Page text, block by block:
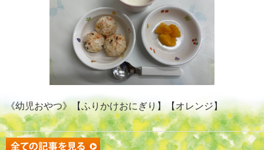
《幼児おやつ》【ふりかけおにぎり】【オレンジ】